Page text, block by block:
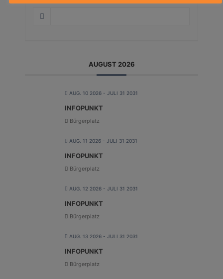
AUGUST 2026
AUG. 10 2026 - JULI 31 2031
INFOPUNKT
Bürgerplatz
AUG. 11 2026 - JULI 31 2031
INFOPUNKT
Bürgerplatz
AUG. 12 2026 - JULI 31 2031
INFOPUNKT
Bürgerplatz
AUG. 13 2026 - JULI 31 2031
INFOPUNKT
Bürgerplatz